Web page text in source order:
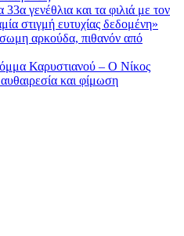
γενέθλια και τα φιλιά με τον
στιγμή ευτυχίας δεδομένη»
αρκούδα, πιθανόν από
Καρυστιανού – Ο Νίκος
και φίμωση